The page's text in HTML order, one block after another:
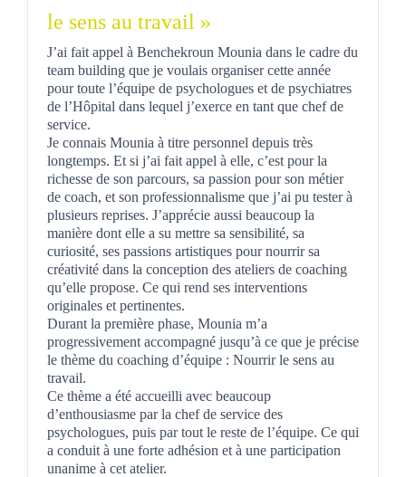
le sens au travail »
J’ai fait appel à Benchekroun Mounia dans le cadre du
team building que je voulais organiser cette année
pour toute l’équipe de psychologues et de psychiatres
de l’Hôpital dans lequel j’exerce en tant que chef de
service.
Je connais Mounia à titre personnel depuis très
longtemps. Et si j’ai fait appel à elle, c’est pour la
richesse de son parcours, sa passion pour son métier
de coach, et son professionnalisme que j’ai pu tester à
plusieurs reprises. J’apprécie aussi beaucoup la
manière dont elle a su mettre sa sensibilité, sa
curiosité, ses passions artistiques pour nourrir sa
créativité dans la conception des ateliers de coaching
qu’elle propose. Ce qui rend ses interventions
originales et pertinentes.
Durant la première phase, Mounia m’a
progressivement accompagné jusqu’à ce que je précise
le thème du coaching d’équipe : Nourrir le sens au
travail.
Ce thème a été accueilli avec beaucoup
d’enthousiasme par la chef de service des
psychologues, puis par tout le reste de l’équipe. Ce qui
a conduit à une forte adhésion et à une participation
unanime à cet atelier.